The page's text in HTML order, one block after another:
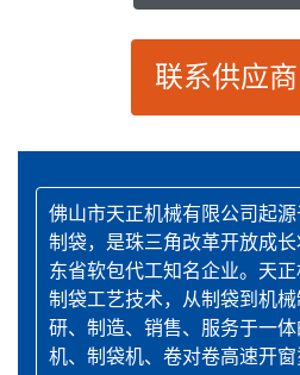
联系供应商
佛山市天正机械有限公司起
制袋，是珠三角改革开放成
东省软包代工知名企业。天
制袋工艺技术，从制袋到机
研、制造、销售、服务于一
机、制袋机、卷对卷高速开